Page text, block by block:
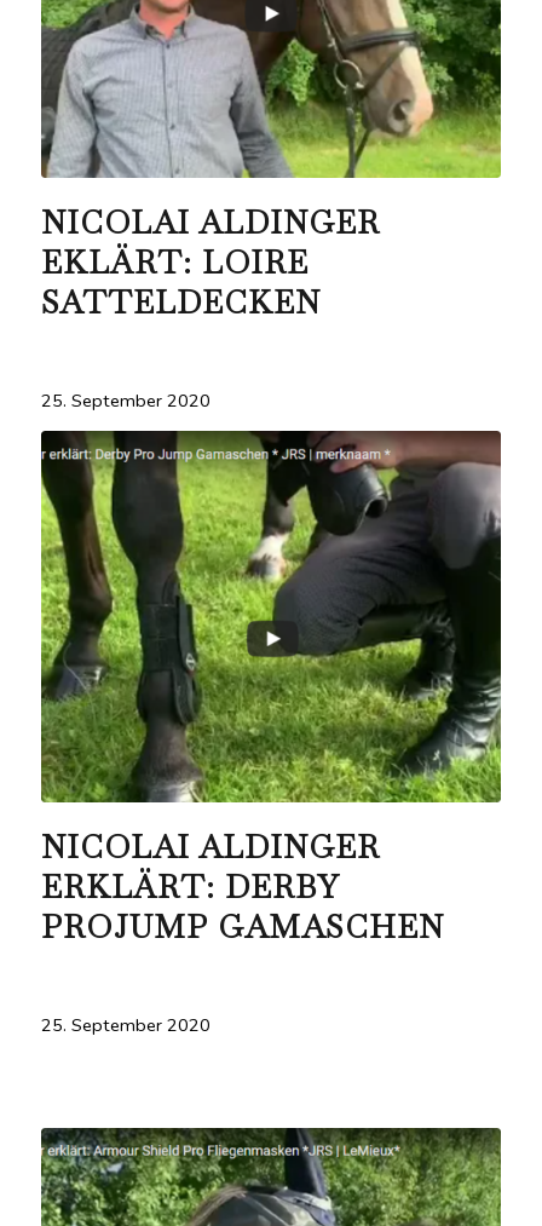
NICOLAI ALDINGER
EKLÄRT: LOIRE
SATTELDECKEN
25. September 2020
NICOLAI ALDINGER
ERKLÄRT: DERBY
PROJUMP GAMASCHEN
25. September 2020